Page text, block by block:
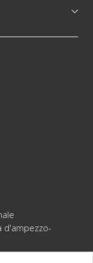
d'ampezzo-